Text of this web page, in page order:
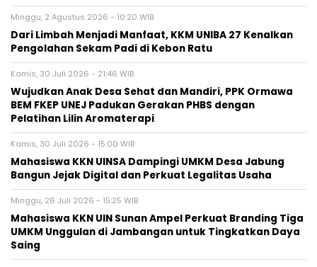
Minggu, 2 Agustus 2026 - 10:20 WIB
Dari Limbah Menjadi Manfaat, KKM UNIBA 27 Kenalkan
Pengolahan Sekam Padi di Kebon Ratu
Kamis, 30 Juli 2026 - 21:46 WIB
Wujudkan Anak Desa Sehat dan Mandiri, PPK Ormawa
BEM FKEP UNEJ Padukan Gerakan PHBS dengan
Pelatihan Lilin Aromaterapi
Kamis, 30 Juli 2026 - 15:00 WIB
Mahasiswa KKN UINSA Dampingi UMKM Desa Jabung
Bangun Jejak Digital dan Perkuat Legalitas Usaha
Minggu, 26 Juli 2026 - 15:25 WIB
Mahasiswa KKN UIN Sunan Ampel Perkuat Branding Tiga
UMKM Unggulan di Jambangan untuk Tingkatkan Daya
Saing